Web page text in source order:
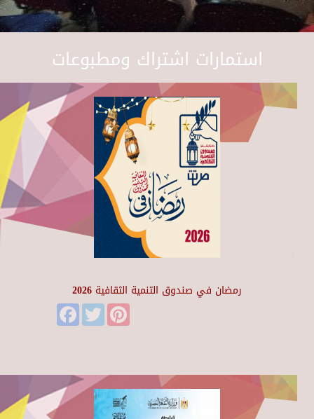
استمارات اشتراك ومطبوعات
رمضان في صندوق التنمية الثقافية 2026
FacebookTwitter